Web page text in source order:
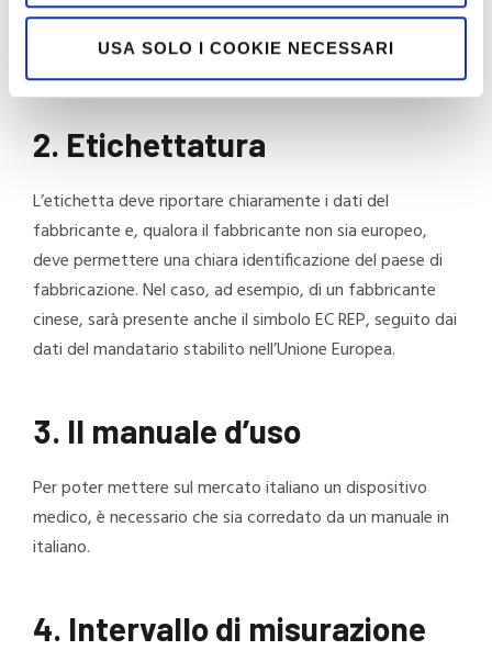
USA SOLO I COOKIE NECESSARI
temperatura corporea.
2. Etichettatura
L’etichetta deve riportare chiaramente i dati del
fabbricante e, qualora il fabbricante non sia europeo,
deve permettere una chiara identificazione del paese di
fabbricazione. Nel caso, ad esempio, di un fabbricante
cinese, sarà presente anche il simbolo EC REP, seguito dai
dati del mandatario stabilito nell’Unione Europea.
3. Il manuale d’uso
Per poter mettere sul mercato italiano un dispositivo
medico, è necessario che sia corredato da un manuale in
italiano.
4. Intervallo di misurazione